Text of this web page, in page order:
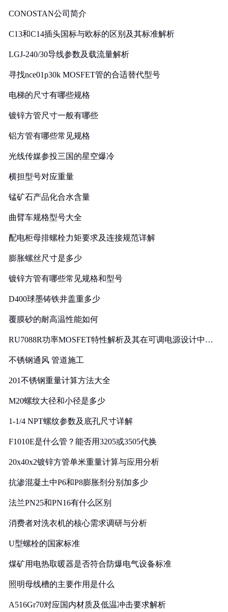
CONOSTAN公司简介
C13和C14插头国标与欧标的区别及其标准解析
LGJ-240/30导线参数及载流量解析
寻找nce01p30k MOSFET管的合适替代型号
电梯的尺寸有哪些规格
镀锌方管尺寸一般有哪些
铝方管有哪些常见规格
光线传媒参投三国的星空爆冷
横担型号对应重量
锰矿石产品化合水含量
曲臂车规格型号大全
配电柜母排螺栓力矩要求及连接规范详解
膨胀螺丝尺寸是多少
镀锌方管有哪些常见规格和型号
D400球墨铸铁井盖重多少
覆膜砂的耐高温性能如何
RU7088R功率MOSFET特性解析及其在可调电源设计中的
不锈钢通风 管道施工
201不锈钢重量计算方法大全
M20螺纹大径和小径是多少
1-1/4 NPT螺纹参数及底孔尺寸详解
F1010E是什么管？能否用3205或3505代换
20x40x2镀锌方管单米重量计算与应用分析
抗渗混凝土中P6和P8膨胀剂分别加多少
法兰PN25和PN16有什么区别
消费者对洗衣机的核心需求调研与分析
U型螺栓的国家标准
煤矿用电热取暖器是否符合防爆电气设备标准
照明母线槽的主要作用是什么
A516Gr70对应国内材质及低温冲击要求解析